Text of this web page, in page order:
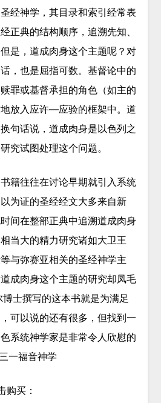
经神学，其目录和索引经常表
正典的结构顺序，追溯先知、
是，道成肉身这个主题呢？对
，也是屈指可数。基督论中的
罪或基督承担的角色（如主的
放入应许—应验的框架中。道
句话说，道成肉身是以色列之
究试图处理这个问题。
籍往往在讨论早期就引入系统
为证的圣经经文大多来自新
间在整部正典中追溯道成肉身
当大的精力研究诸如大卫王
与弥赛亚相关的圣经神学主
成肉身这个主题的研究却凤毛
博士撰写的这本书就是为满足
可以说的还有很多，但找到一
系统神学家是非常令人欣慰的
一福音神学
购买：